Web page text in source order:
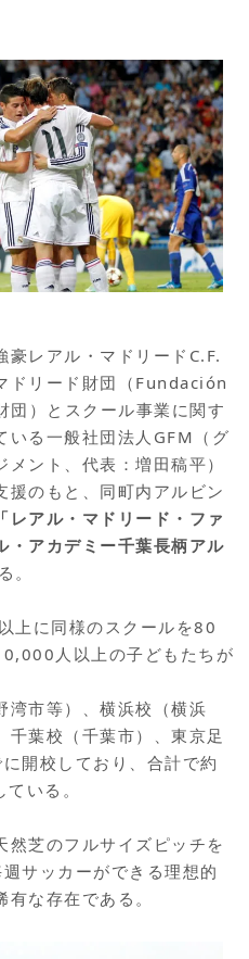
レアル・マドリードC.F.
ドリード財団（Fundación
）とスクール事業に関す
いる一般社団法人GFM（グ
ント、代表：増田稿平）
援のもと、同町内アルビン
「レアル・マドリード・ファ
・アカデミー千葉長柄アル
。
上に同様のスクールを80
人以上の子どもたちが
湾市等）、横浜校（横浜
葉校（千葉市）、東京足
開校しており、合計で約
いる。
然芝のフルサイズピッチを
サッカーができる理想的
な存在である。